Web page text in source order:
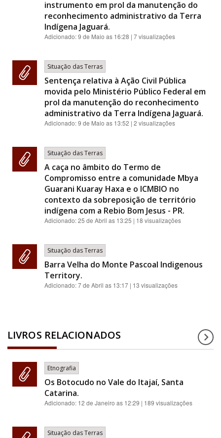
instrumento em prol da manutenção do
reconhecimento administrativo da Terra
Indígena Jaguará.
Adicionado:9 de Maio as 16:28 | 7 visualizações
Situação das Terras
Sentença relativa à Ação Civil Pública
movida pelo Ministério Público Federal em
prol da manutenção do reconhecimento
administrativo da Terra Indígena Jaguará.
Adicionado:9 de Maio as 13:52 | 2 visualizações
Situação das Terras
A caça no âmbito do Termo de
Compromisso entre a comunidade Mbya
Guarani Kuaray Haxa e o ICMBIO no
contexto da sobreposição de território
indígena com a Rebio Bom Jesus - PR.
Adicionado:25 de Abril as 13:25 | 18 visualizações
Situação das Terras
Barra Velha do Monte Pascoal Indigenous
Territory.
Adicionado:7 de Abril as 13:17 | 13 visualizações
LIVROS RELACIONADOS
Etnografia
Os Botocudo no Vale do Itajaí, Santa
Catarina.
Adicionado: 12 de Janeiro as 12:29 | 189 visualizações
Situação das Terras